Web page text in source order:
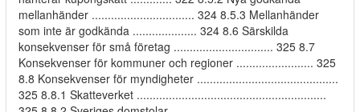
mellanhänder ................................ 324 8.5.3 Mellanhänder
som inte är godkända .................... 324 8.6 Särskilda
konsekvenser för små företag ............................... 325 8.7
Konsekvenser för kommuner och regioner ........................ 325
8.8 Konsekvenser för myndigheter ............................................
325 8.8.1 Skatteverket ...........................................................